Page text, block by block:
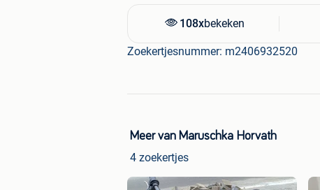
108xbekeken
Zoekertjesnummer: m2406932520
Meer van Maruschka Horvath
4 zoekertjes